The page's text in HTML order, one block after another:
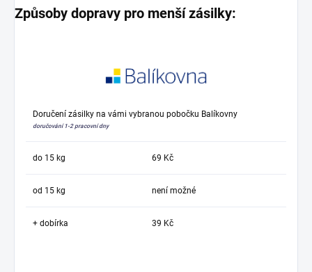
Způsoby dopravy pro menší zásilky:
Doručení zásilky na vámi vybranou pobočku Balíkovny
doručování 1-2 pracovní dny
do 15 kg 69 Kč
od 15 kg není možné
+ dobírka 39 Kč